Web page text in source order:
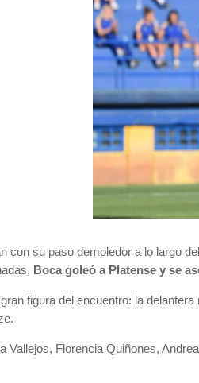
con su paso demoledor a lo largo
Boca goleó a Platense y se
figura del encuentro: la
Vallejos, Florencia Quiñones,